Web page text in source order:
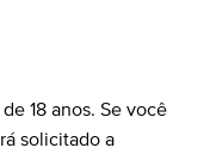
18 anos. Se você
solicitado a